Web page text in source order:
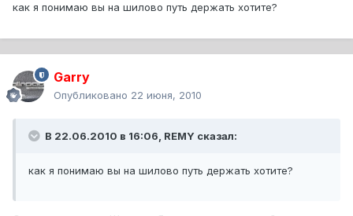
как я понимаю вы на шилово путь держать хотите?
Garry
Опубликовано 22 июня, 2010
В 22.06.2010 в 16:06, REMY сказал:
как я понимаю вы на шилово путь держать хотите?